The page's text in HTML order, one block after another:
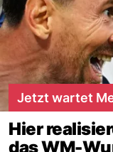
Jetzt wartet
Hier
das WM-